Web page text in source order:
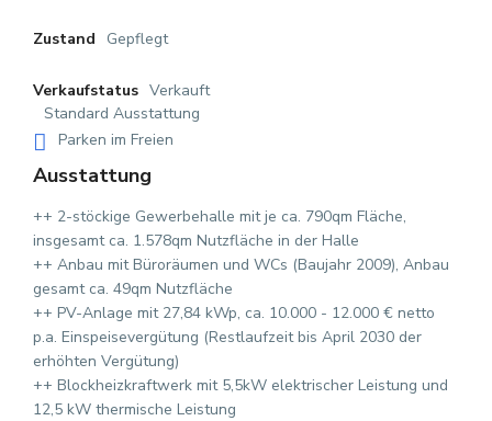
Zustand Gepflegt
Verkaufstatus Verkauft
Standard Ausstattung
Parken im Freien
Ausstattung
++ 2-stöckige Gewerbehalle mit je ca. 790qm Fläche,
insgesamt ca. 1.578qm Nutzfläche in der Halle
++ Anbau mit Büroräumen und WCs (Baujahr 2009), Anbau
gesamt ca. 49qm Nutzfläche
++ PV-Anlage mit 27,84 kWp, ca. 10.000 - 12.000 € netto
p.a. Einspeisevergütung (Restlaufzeit bis April 2030 der
erhöhten Vergütung)
++ Blockheizkraftwerk mit 5,5kW elektrischer Leistung und
12,5 kW thermische Leistung